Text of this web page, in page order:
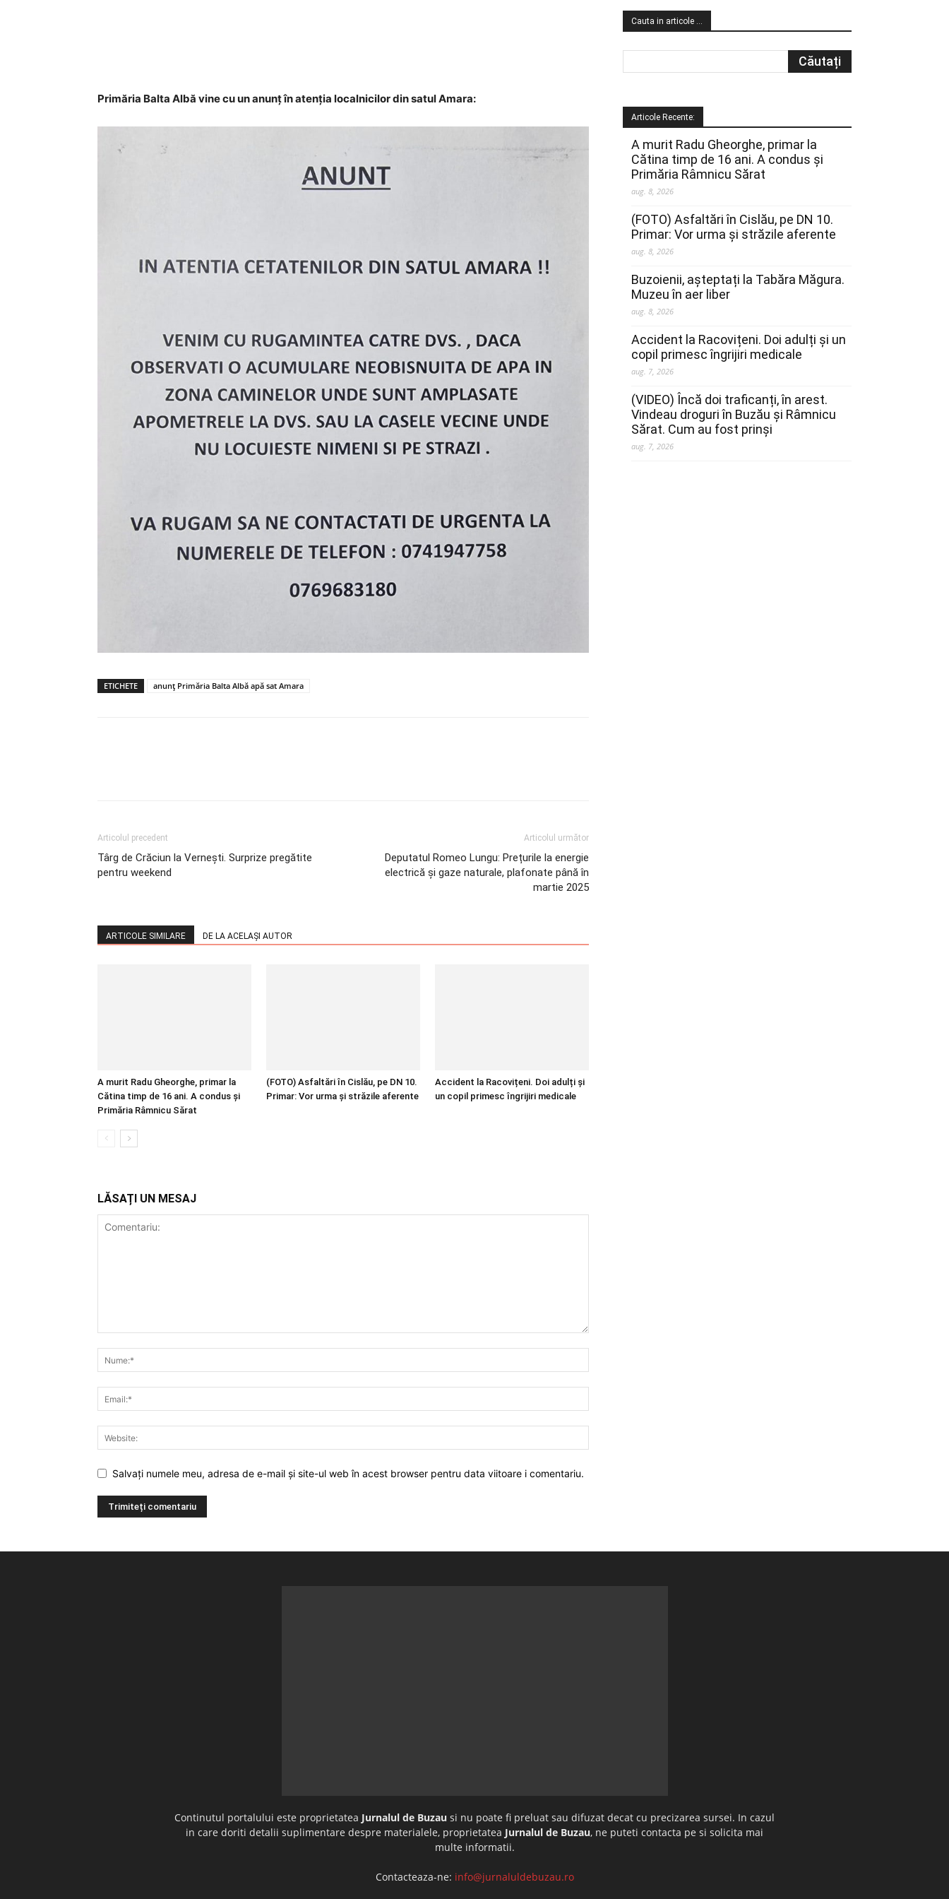
Primăria Balta Albă vine cu un anunț în atenția localnicilor din satul Amara:
ETICHETE anunț Primăria Balta Albă apă sat Amara
Articolul precedent
Târg de Crăciun la Vernești. Surprize pregătite
pentru weekend
Articolul următor
Deputatul Romeo Lungu: Prețurile la energie
electrică și gaze naturale, plafonate până în
martie 2025
ARTICOLE SIMILARE DE LA ACELAȘI AUTOR
A murit Radu Gheorghe, primar la
Cătina timp de 16 ani. A condus și
Primăria Râmnicu Sărat
(FOTO) Asfaltări în Cislău, pe DN 10.
Primar: Vor urma și străzile aferente
Accident la Racovițeni. Doi adulți și
un copil primesc îngrijiri medicale
LĂSAȚI UN MESAJ
Salvați numele meu, adresa de e-mail și site-ul web în acest browser pentru data viitoare i comentariu.
Cauta in articole …
Articole Recente:
A murit Radu Gheorghe, primar la
Cătina timp de 16 ani. A condus și
Primăria Râmnicu Sărat
aug. 8, 2026
(FOTO) Asfaltări în Cislău, pe DN 10.
Primar: Vor urma și străzile aferente
aug. 8, 2026
Buzoienii, așteptați la Tabăra Măgura.
Muzeu în aer liber
aug. 8, 2026
Accident la Racovițeni. Doi adulți și un
copil primesc îngrijiri medicale
aug. 7, 2026
(VIDEO) Încă doi traficanți, în arest.
Vindeau droguri în Buzău și Râmnicu
Sărat. Cum au fost prinși
aug. 7, 2026
Continutul portalului este proprietatea Jurnalul de Buzau si nu poate fi preluat sau difuzat decat cu precizarea sursei. In cazul
in care doriti detalii suplimentare despre materialele, proprietatea Jurnalul de Buzau, ne puteti contacta pe si solicita mai
multe informatii.
Contacteaza-ne: info@jurnaluldebuzau.ro